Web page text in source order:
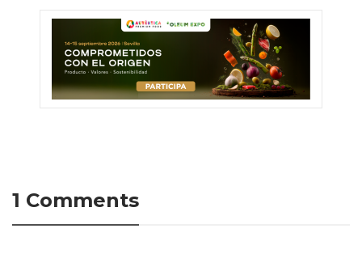
1 Comments